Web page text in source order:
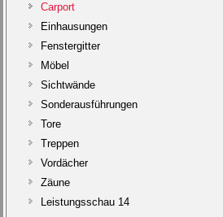
Carport
Einhausungen
Fenstergitter
Möbel
Sichtwände
Sonderausführungen
Tore
Treppen
Vordächer
Zäune
Leistungsschau 14